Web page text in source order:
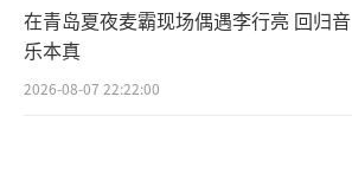
在青岛夏夜麦霸现场偶遇李行亮 回归音
乐本真
2026-08-07 22:22:00